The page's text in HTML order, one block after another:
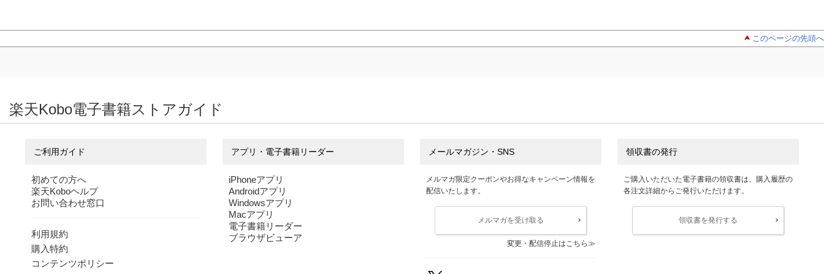
このページの先頭へ
楽天Kobo電子書籍ストアガイド
ご利用ガイド
初めての方へ
楽天Koboヘルプ
お問い合わせ窓口
利用規約
購入特約
コンテンツポリシー
アプリ・電子書籍リーダー
iPhoneアプリ
Androidアプリ
Windowsアプリ
Macアプリ
電子書籍リーダー
ブラウザビューア
メールマガジン・SNS
メルマガ限定クーポンやお得なキャンペーン情報を
配信いたします。
メルマガを受け取る
変更・配信停止はこちら
領収書の発行
ご購入いただいた電子書籍の領収書は、購入履歴の
各注文詳細からご発行いただけます。
領収書を発行する